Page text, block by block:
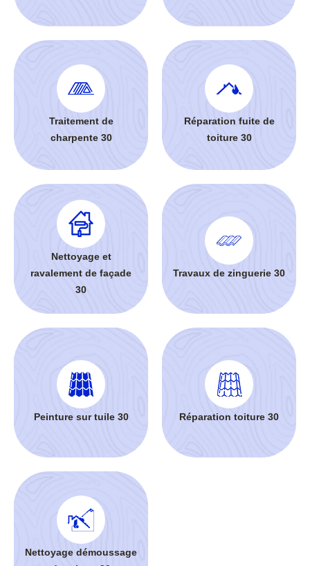
Traitement de
charpente 30
Réparation fuite de
toiture 30
Nettoyage et
ravalement de façade
30
Travaux de zinguerie 30
Peinture sur tuile 30 Réparation toiture 30
Nettoyage démoussage